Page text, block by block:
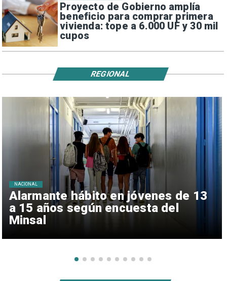
Proyecto de Gobierno amplía
beneficio para comprar primera
vivienda: tope a 6.000 UF y 30 mil
cupos
Alarmante hábito en jóvenes de 13
a 15 años según encuesta del
Minsal
NACIONAL
REGIONAL